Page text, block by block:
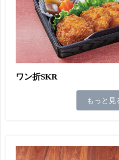
ワン折SKR
もっと